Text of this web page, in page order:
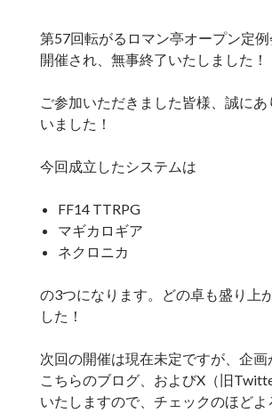
第57回転がるロマン亭オープン定
開催され、無事終了いたしました！
ご参加いただきました皆様、誠に
いました！
今回成立したシステムは
FF14 TTRPG
マギカロギア
ネクロニカ
の3つになります。どの卓も盛り上
した！
次回の開催は現在未定ですが、企
こちらのブログ、およびX（旧
いたしますので、チェックのほどよ